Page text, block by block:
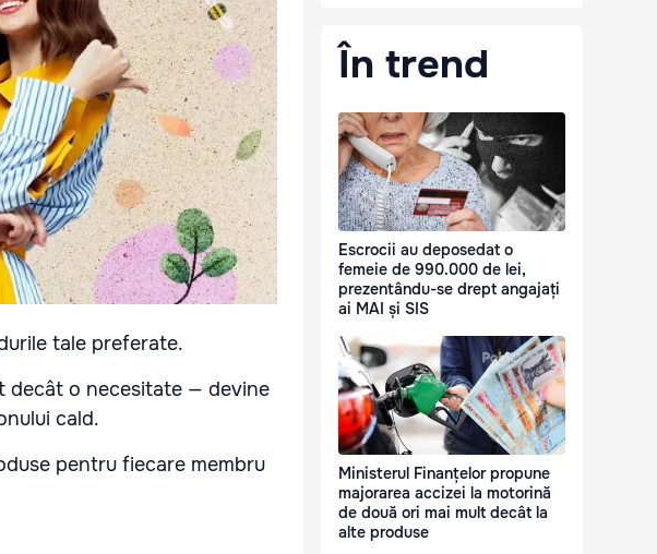
tale preferate.
decât o necesitate — devine
cald.
pentru fiecare membru
În trend
Escrocii au deposedat o
femeie de 990.000 de lei,
prezentându-se drept angajați
ai MAI și SIS
Ministerul Finanțelor propune
majorarea accizei la motorină
de două ori mai mult decât la
alte produse